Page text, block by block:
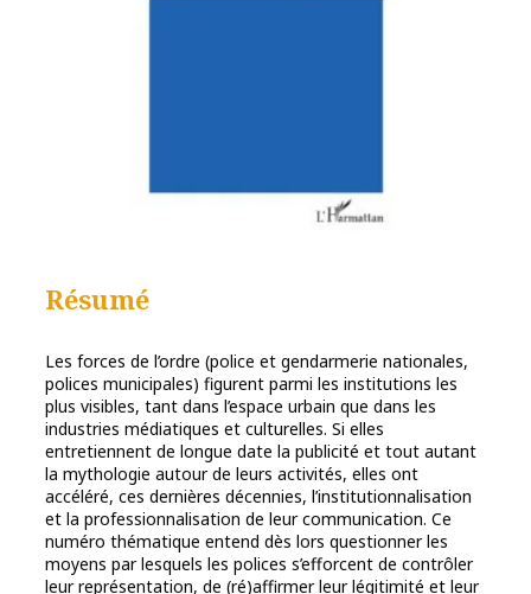
Résumé
Les forces de l’ordre (police et gendarmerie nationales,
polices municipales) figurent parmi les institutions les
plus visibles, tant dans l’espace urbain que dans les
industries médiatiques et culturelles. Si elles
entretiennent de longue date la publicité et tout autant
la mythologie autour de leurs activités, elles ont
accéléré, ces dernières décennies, l’institutionnalisation
et la professionnalisation de leur communication. Ce
numéro thématique entend dès lors questionner les
moyens par lesquels les polices s’efforcent de contrôler
leur représentation, de (ré)affirmer leur légitimité et leur